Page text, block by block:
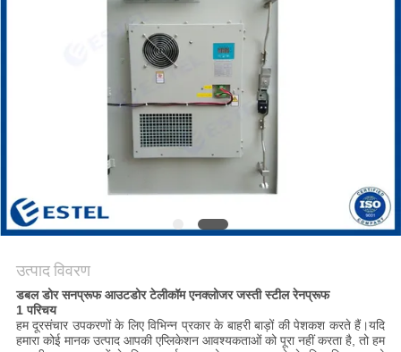
POLICY
उत्पाद विवरण
डबल डोर सनप्रूफ आउटडोर टेलीकॉम एनक्लोजर जस्ती स्टील रेनप्रूफ
1 परिचय
हम दूरसंचार उपकरणों के लिए विभिन्न प्रकार के बाहरी बाड़ों की पेशकश करते हैं।यदि
हमारा कोई मानक उत्पाद आपकी एप्लिकेशन आवश्यकताओं को पूरा नहीं करता है, तो हम